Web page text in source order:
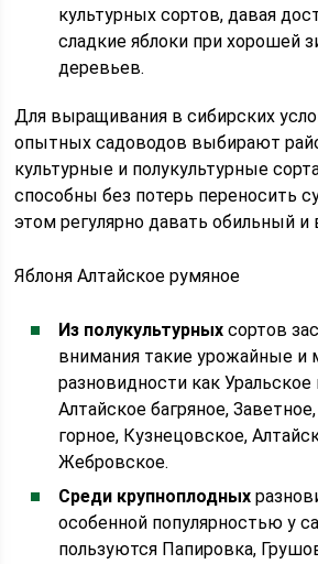
культурных сортов, давая
сладкие яблоки при хорошей
деревьев.
Для выращивания в сибирских
опытных садоводов выбирают
культурные и полукультурные
способны без потерь переносить
этом регулярно давать обильный
Яблоня Алтайское румяное
Из полукультурных сортов
внимания такие урожайные и
разновидности как Уральское
Алтайское багряное,
горное, Кузнецовское,
Жебровское.
Среди крупноплодных
особенной популярностью у
пользуются Папировка,